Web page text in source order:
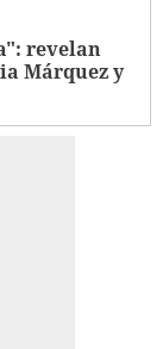
revelan
Márquez y